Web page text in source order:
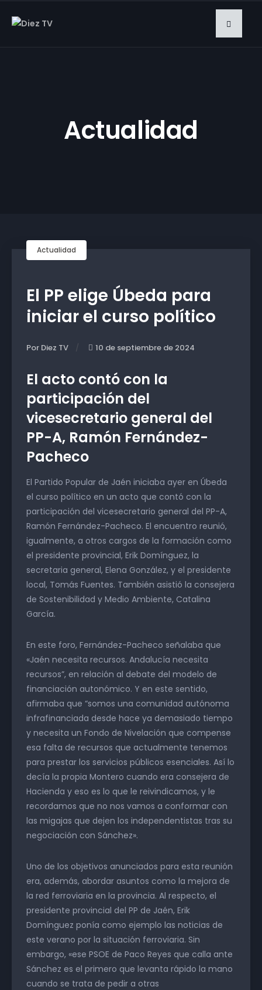
Actualidad
Actualidad
El PP elige Úbeda para
iniciar el curso político
Por Diez TV 10 de septiembre de 2024
El acto contó con la
participación del
vicesecretario general del
PP-A, Ramón Fernández-
Pacheco
El Partido Popular de Jaén iniciaba ayer en Úbeda
el curso político en un acto que contó con la
participación del vicesecretario general del PP-A,
Ramón Fernández-Pacheco. El encuentro reunió,
igualmente, a otros cargos de la formación como
el presidente provincial, Erik Domínguez, la
secretaria general, Elena González, y el presidente
local, Tomás Fuentes. También asistió la consejera
de Sostenibilidad y Medio Ambiente, Catalina
García.
En este foro, Fernández-Pacheco señalaba que
«Jaén necesita recursos. Andalucía necesita
recursos”, en relación al debate del modelo de
financiación autonómico. Y en este sentido,
afirmaba que “somos una comunidad autónoma
infrafinanciada desde hace ya demasiado tiempo
y necesita un Fondo de Nivelación que compense
esa falta de recursos que actualmente tenemos
para prestar los servicios públicos esenciales. Así lo
decía la propia Montero cuando era consejera de
Hacienda y eso es lo que le reivindicamos, y le
recordamos que no nos vamos a conformar con
las migajas que dejen los independentistas tras su
negociación con Sánchez».
Uno de los objetivos anunciados para esta reunión
era, además, abordar asuntos como la mejora de
la red ferroviaria en la provincia. Al respecto, el
presidente provincial del PP de Jaén, Erik
Domínguez ponía como ejemplo las noticias de
este verano por la situación ferroviaria. Sin
embargo, «ese PSOE de Paco Reyes que calla ante
Sánchez es el primero que levanta rápido la mano
cuando se trata de pedir a otras